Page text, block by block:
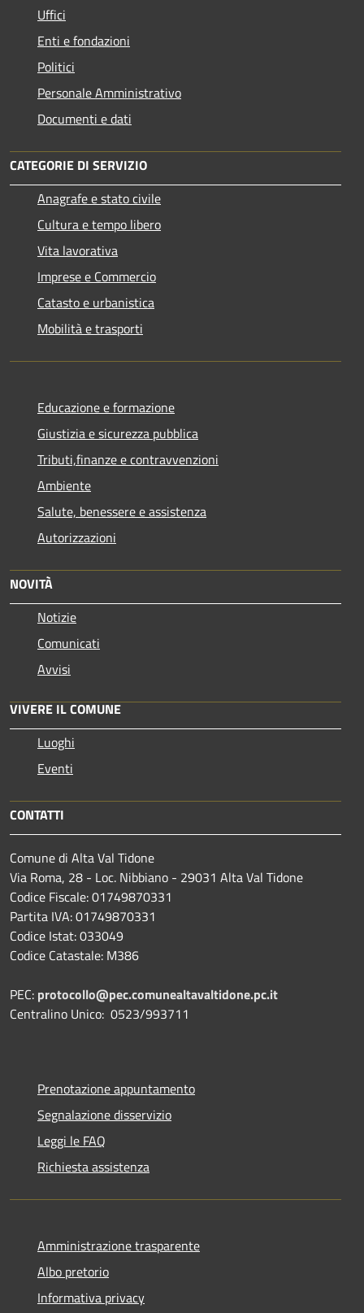
Uffici
Enti e fondazioni
Politici
Personale Amministrativo
Documenti e dati
CATEGORIE DI SERVIZIO
Anagrafe e stato civile
Cultura e tempo libero
Vita lavorativa
Imprese e Commercio
Catasto e urbanistica
Mobilità e trasporti
Educazione e formazione
Giustizia e sicurezza pubblica
Tributi,finanze e contravvenzioni
Ambiente
Salute, benessere e assistenza
Autorizzazioni
NOVITÀ
Notizie
Comunicati
Avvisi
VIVERE IL COMUNE
Luoghi
Eventi
CONTATTI
Comune di Alta Val Tidone
Via Roma, 28 - Loc. Nibbiano - 29031 Alta Val Tidone
Codice Fiscale: 01749870331
Partita IVA: 01749870331
Codice Istat: 033049
Codice Catastale: M386
PEC: protocollo@pec.comunealtavaltidone.pc.it
Centralino Unico: 0523/993711
Prenotazione appuntamento
Segnalazione disservizio
Leggi le FAQ
Richiesta assistenza
Amministrazione trasparente
Albo pretorio
Informativa privacy